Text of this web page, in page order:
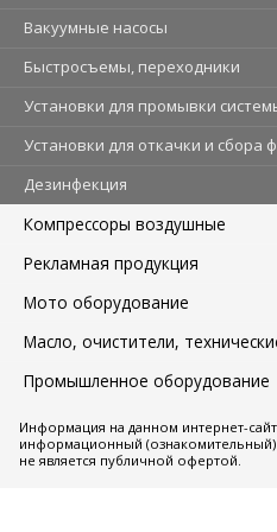
Вакуумные насосы
Быстросъемы, переходники
Установки для промывки
Установки для откачки и сбора
Дезинфекция
Компрессоры воздушные
Рекламная продукция
Мото оборудование
Масло, очистители,
Промышленное оборудование
Информация на данном интернет-
информационный (ознакомительный)
не является публичной офертой.